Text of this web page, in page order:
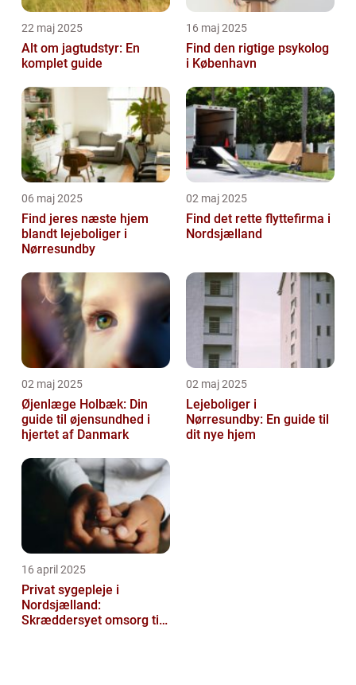
22 maj 2025
Alt om jagtudstyr: En
komplet guide
16 maj 2025
Find den rigtige psykolog
i København
06 maj 2025
Find jeres næste hjem
blandt lejeboliger i
Nørresundby
02 maj 2025
Find det rette flyttefirma i
Nordsjælland
02 maj 2025
Øjenlæge Holbæk: Din
guide til øjensundhed i
hjertet af Danmark
02 maj 2025
Lejeboliger i
Nørresundby: En guide til
dit nye hjem
16 april 2025
Privat sygepleje i
Nordsjælland:
Skræddersyet omsorg til